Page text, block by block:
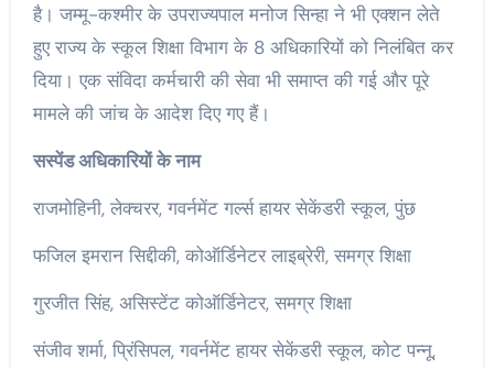
है। जम्मू-कश्मीर के उपराज्यपाल मनोज सिन्हा ने भी एक्शन लेते
हुए राज्य के स्कूल शिक्षा विभाग के 8 अधिकारियों को निलंबित कर
दिया। एक संविदा कर्मचारी की सेवा भी समाप्त की गई और पूरे
मामले की जांच के आदेश दिए गए हैं।
सस्पेंड अधिकारियों के नाम
राजमोहिनी, लेक्चरर, गवर्नमेंट गर्ल्स हायर सेकेंडरी स्कूल, पुंछ
फजिल इमरान सिद्दीकी, कोऑर्डिनेटर लाइब्रेरी, समग्र शिक्षा
गुरजीत सिंह, असिस्टेंट कोऑर्डिनेटर, समग्र शिक्षा
संजीव शर्मा, प्रिंसिपल, गवर्नमेंट हायर सेकेंडरी स्कूल, कोट पन्नू,